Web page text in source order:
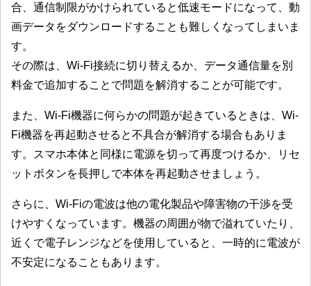
合、通信制限がかけられていると低速モードになって、動
画データをダウンロードすることも難しくなってしまいま
す。
その際は、Wi-Fi接続に切り替えるか、データ通信量を別
料金で追加することで問題を解消することが可能です。
また、Wi-Fi機器に何らかの問題が起きているときは、Wi-
Fi機器を再起動させると不具合が解消する場合もありま
す。スマホ本体と同様に電源を切って再度つけるか、リセ
ットボタンを長押しで本体を再起動させましょう。
さらに、Wi-Fiの電波は他の電化製品や障害物の干渉を受
けやすくなっています。機器の周囲が物で溢れていたり、
近くで電子レンジなどを使用していると、一時的に電波が
不安定になることもあります。